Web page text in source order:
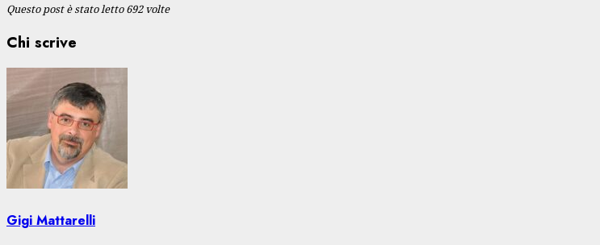
Questo post è stato letto 692 volte
Chi scrive
Gigi Mattarelli